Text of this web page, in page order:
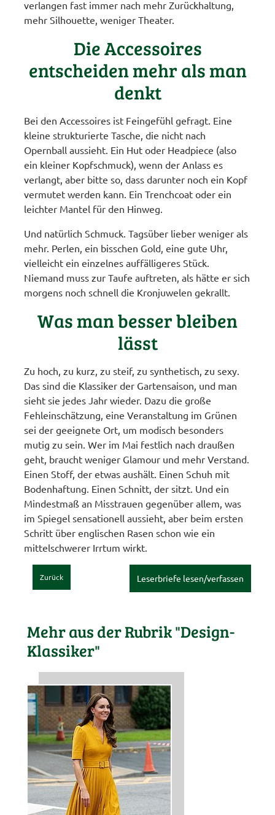
verlangen fast immer nach mehr Zurückhaltung,
mehr Silhouette, weniger Theater.
Die Accessoires
entscheiden mehr als man
denkt
Bei den Accessoires ist Feingefühl gefragt. Eine
kleine strukturierte Tasche, die nicht nach
Opernball aussieht. Ein Hut oder Headpiece (also
ein kleiner Kopfschmuck), wenn der Anlass es
verlangt, aber bitte so, dass darunter noch ein Kopf
vermutet werden kann. Ein Trenchcoat oder ein
leichter Mantel für den Hinweg.
Und natürlich Schmuck. Tagsüber lieber weniger als
mehr. Perlen, ein bisschen Gold, eine gute Uhr,
vielleicht ein einzelnes auffälligeres Stück.
Niemand muss zur Taufe auftreten, als hätte er sich
morgens noch schnell die Kronjuwelen gekrallt.
Was man besser bleiben
lässt
Zu hoch, zu kurz, zu steif, zu synthetisch, zu sexy.
Das sind die Klassiker der Gartensaison, und man
sieht sie jedes Jahr wieder. Dazu die große
Fehleinschätzung, eine Veranstaltung im Grünen
sei der geeignete Ort, um modisch besonders
mutig zu sein. Wer im Mai festlich nach draußen
geht, braucht weniger Glamour und mehr Verstand.
Einen Stoff, der etwas aushält. Einen Schuh mit
Bodenhaftung. Einen Schnitt, der sitzt. Und ein
Mindestmaß an Misstrauen gegenüber allem, was
im Spiegel sensationell aussieht, aber beim ersten
Schritt über englischen Rasen schon wie ein
mittelschwerer Irrtum wirkt.
Zurück Leserbriefe lesen/verfassen
Mehr aus der Rubrik "Design-
Klassiker"